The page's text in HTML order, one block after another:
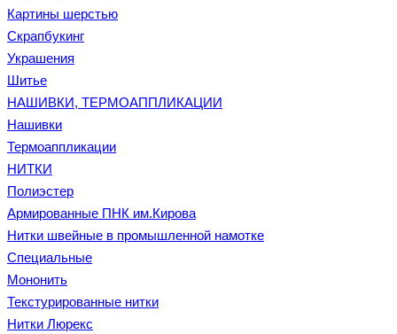
Картины шерстью
Скрапбукинг
Украшения
Шитье
НАШИВКИ, ТЕРМОАППЛИКАЦИИ
Нашивки
Термоаппликации
НИТКИ
Полиэстер
Армированные ПНК им.Кирова
Нитки швейные в промышленной намотке
Специальные
Мононить
Текстурированные нитки
Нитки Люрекс